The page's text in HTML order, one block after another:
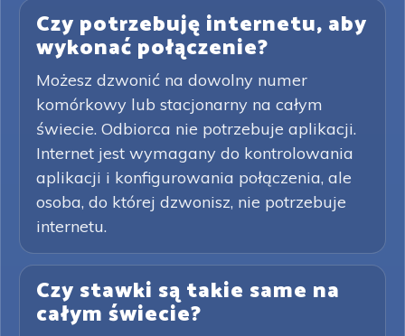
Czy potrzebuję internetu, aby
wykonać połączenie?
Możesz dzwonić na dowolny numer
komórkowy lub stacjonarny na całym
świecie. Odbiorca nie potrzebuje aplikacji.
Internet jest wymagany do kontrolowania
aplikacji i konfigurowania połączenia, ale
osoba, do której dzwonisz, nie potrzebuje
internetu.
Czy stawki są takie same na
całym świecie?